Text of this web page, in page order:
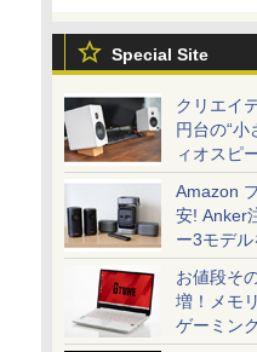
Special Site
クリエイ
円台の“
ィオスピ
Amazon
安! Anker
ー3モデ
お値段そ
増！メモ
ゲーミン